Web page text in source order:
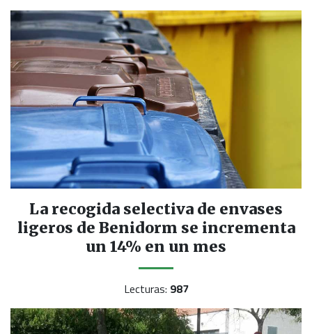
La recogida selectiva de envases
ligeros de Benidorm se incrementa
un 14% en un mes
Lecturas: 987